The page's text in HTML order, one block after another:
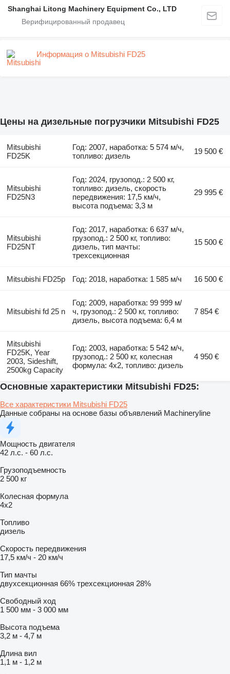
Shanghai Litong Machinery Equipment Co., LTD
Информация о Mitsubishi FD25
Цены на дизельные погрузчики Mitsubishi FD25
Mitsubishi
FD25K
Год: 2007, наработка: 5 574 м/ч,
топливо: дизель
19 500 €
Mitsubishi
FD25N3
Год: 2024, грузопод.: 2 500 кг,
топливо: дизель, скорость
передвижения: 17,5 км/ч,
высота подъема: 3,3 м
29 995 €
Mitsubishi
FD25NT
Год: 2017, наработка: 6 637 м/ч,
грузопод.: 2 500 кг, топливо:
дизель, тип мачты:
трехсекционная
15 500 €
Mitsubishi FD25p Год: 2018, наработка: 1 585 м/ч 16 500 €
Mitsubishi fd 25 n
Год: 2009, наработка: 99 999 м/
ч, грузопод.: 2 500 кг, топливо:
дизель, высота подъема: 6,4 м
7 854 €
Mitsubishi
FD25K, Year
2003, Sideshift,
2500kg Capacity
Год: 2003, наработка: 5 542 м/ч,
грузопод.: 2 500 кг, колесная
формула: 4x2, топливо: дизель
4 950 €
Основные характеристики Mitsubishi FD25:
Все характеристики Mitsubishi FD25
Данные собраны на основе базы объявлений Machineryline
Мощность двигателя
42 л.с. - 60 л.с.
Грузоподъемность
2 500 кг
Колесная формула
4x2
Топливо
дизель
Скорость передвижения
17,5 км/ч - 20 км/ч
Тип мачты
двухсекционная 66% трехсекционная 28%
Свободный ход
1 500 мм - 3 000 мм
Высота подъема
3,2 м - 4,7 м
Длина вил
1,1 м - 1,2 м